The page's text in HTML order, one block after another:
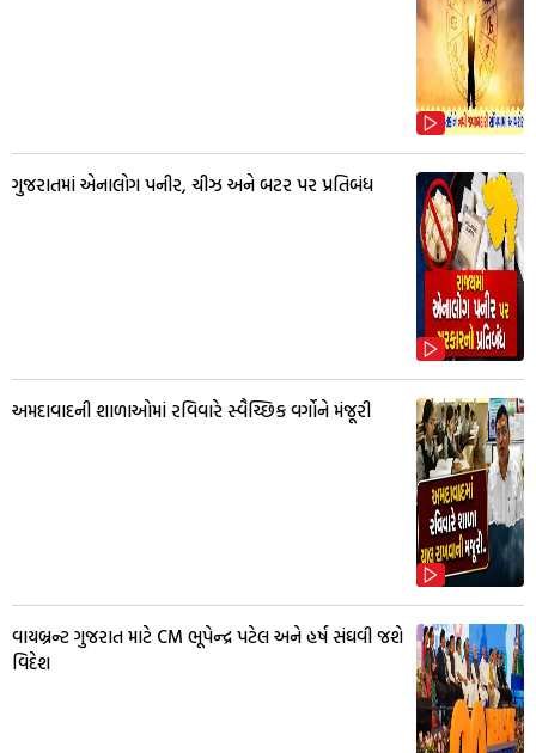
ગુજરાતમાં એનાલોગ પનીર, ચીઝ અને બટર પર પ્રતિબંધ
અમદાવાદની શાળાઓમાં રવિવારે સ્વૈચ્છિક વર્ગોને મંજૂરી
વાયબ્રન્ટ ગુજરાત માટે CM ભૂપેન્દ્ર પટેલ અને હર્ષ સંઘવી જશે
વિદેશ